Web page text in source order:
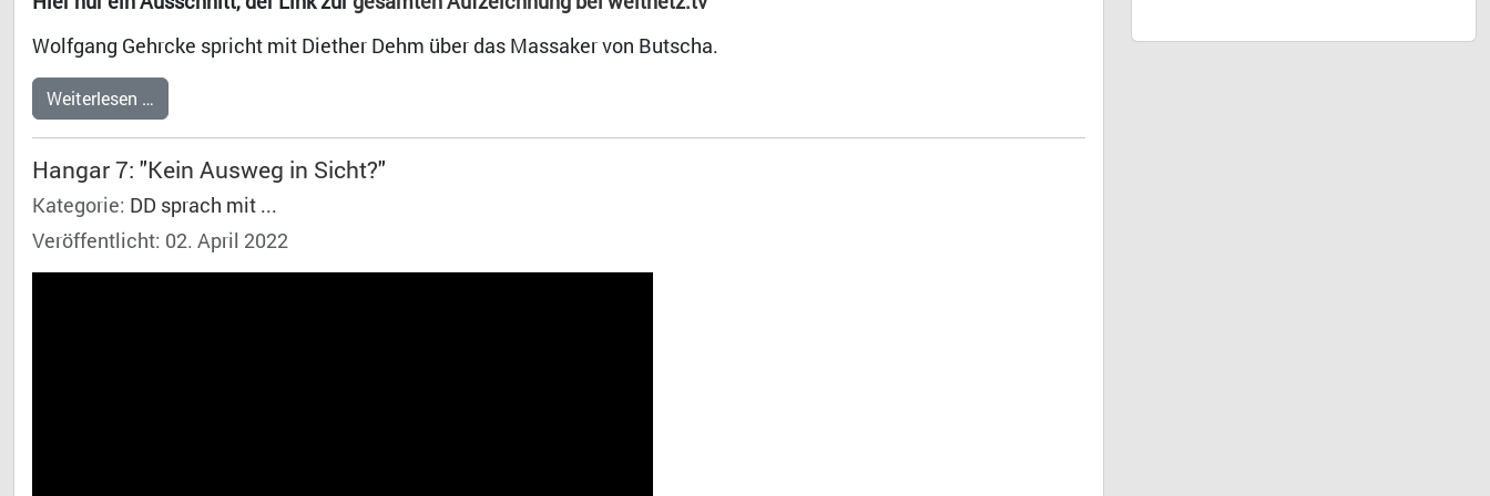
Wolfgang Gehrcke spricht mit Diether Dehm über das Massaker von Butscha.
Weiterlesen …
Hangar 7: "Kein Ausweg in Sicht?"
Kategorie: DD sprach mit ...
Veröffentlicht: 02. April 2022